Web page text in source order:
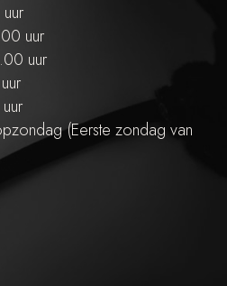
uur
uur
(Eerste zondag van